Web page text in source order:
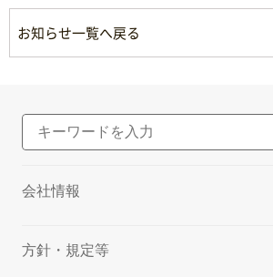
お知らせ一覧へ戻る
会社情報
方針・規定等